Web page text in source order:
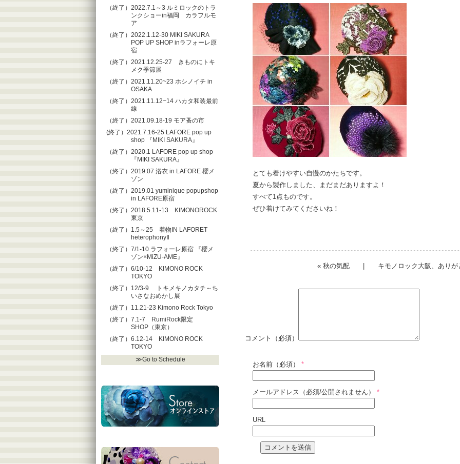
とても着けやすい自慢のかたちです。
夏から製作しました、まだまだありますよ！
すべて1点ものです。
ぜひ着けてみてくださいね！
« 秋の気配| キモノロック大阪、あり
コメント（必須）
お名前（必須） *
メールアドレス（必須/公開されません） *
URL
（終了）2022.7.1～3 ルミロックのトラ
ンクショーin福岡 カラフルモ
ア
（終了）2022.1.12-30 MIKI SAKURA
POP UP SHOP inラフォーレ原
宿
（終了）2021.12.25-27 きものにトキ
メク季節展
（終了）2021.11.20~23 ホシノイチ in
OSAKA
（終了）2021.11.12~14 ハカタ和装最前
線
（終了）2021.09.18-19 モア蚤の市
(終了）2021.7.16-25 LAFORE pop up
shop 『MIKI SAKURA』
（終了）2020.1 LAFORE pop up shop
『MIKI SAKURA』
（終了）2019.07 浴衣 in LAFORE 櫻メ
ゾン
（終了）2019.01 yuminique popupshop
in LAFORE原宿
（終了）2018.5.11-13 KIMONOROCK
東京
（終了）1.5～25 着物IN LAFORET
heterophonyⅡ
（終了）7/1-10 ラフォーレ原宿 『櫻メ
ゾン×MiZU-AME』
（終了）6/10-12 KIMONO ROCK
TOKYO
（終了）12/3-9 トキメキノカタチ～ち
いさなおめかし展
（終了）11.21-23 Kimono Rock Tokyo
（終了）7.1-7 RumiRock限定
SHOP（東京）
（終了）6.12-14 KIMONO ROCK
TOKYO
≫Go to Schedule